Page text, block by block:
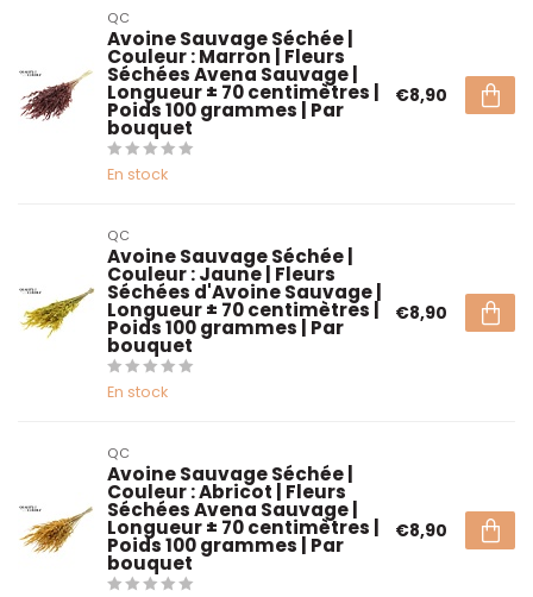
QC
Avoine Sauvage Séchée |
Couleur : Marron | Fleurs
Séchées Avena Sauvage |
Longueur ± 70 centimètres |
Poids 100 grammes | Par
bouquet
En stock
€8,90
QC
Avoine Sauvage Séchée |
Couleur : Jaune | Fleurs
Séchées d'Avoine Sauvage |
Longueur ± 70 centimètres |
Poids 100 grammes | Par
bouquet
En stock
€8,90
QC
Avoine Sauvage Séchée |
Couleur : Abricot | Fleurs
Séchées Avena Sauvage |
Longueur ± 70 centimètres |
Poids 100 grammes | Par
bouquet
€8,90